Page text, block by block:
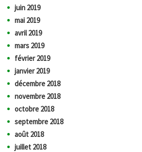
juin 2019
mai 2019
avril 2019
mars 2019
février 2019
janvier 2019
décembre 2018
novembre 2018
octobre 2018
septembre 2018
août 2018
juillet 2018